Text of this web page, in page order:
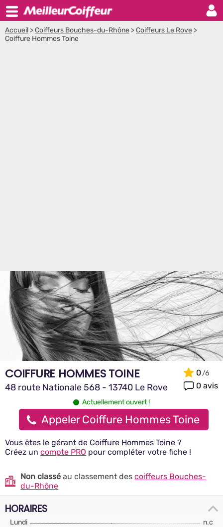
Accueil >Coiffeurs Bouches-du-Rhône >Coiffeurs Le Rove >
Coiffure Hommes Toine
COIFFURE HOMMES TOINE
48 route Nationale 568 - 13740 Le Rove
0
0 avis
Actuellement ouvert !
Appeler Coiffure Hommes Toine
Vous êtes le gérant de Coiffure Hommes Toine ?
Créez un compte PRO pour compléter votre fiche !
Non classé au classement descoiffeurs Bouches-
du-Rhône
HORAIRES
Lundi
n.c